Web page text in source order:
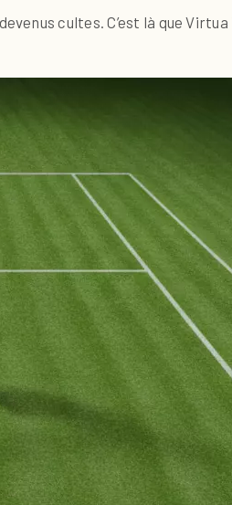
cultes. C’est là que Virtua